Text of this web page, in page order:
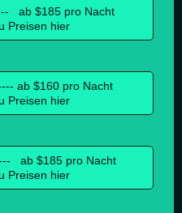
ab $185 pro Nacht
Preisen hier
ab $160 pro Nacht
Preisen hier
ab $185 pro Nacht
Preisen hier